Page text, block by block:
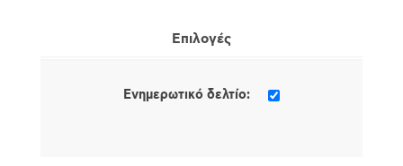
Επιλογές
Ενημερωτικό δελτίο: